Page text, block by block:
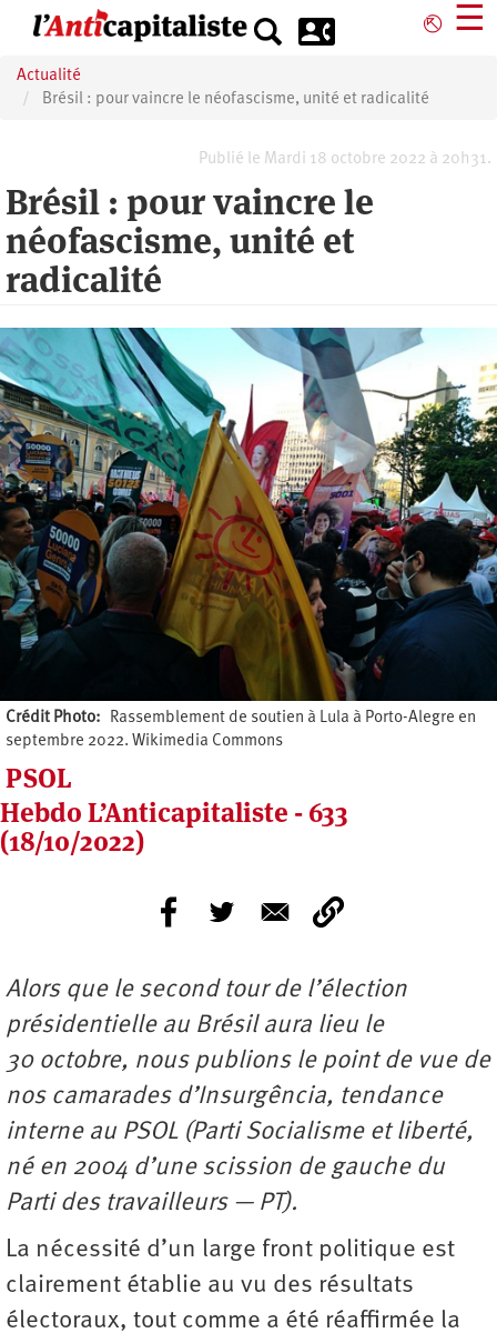
principal
⎋ ☰
Actualité
Brésil : pour vaincre le néofascisme, unité et radicalité
Publié le Mardi 18 octobre 2022 à 20h31.
Brésil : pour vaincre le
néofascisme, unité et
radicalité
Crédit Photo
Rassemblement de soutien à Lula à Porto-Alegre en
septembre 2022. Wikimedia Commons
PSOL
Hebdo L’Anticapitaliste - 633
(18/10/2022)
Alors que le second tour de l’élection
présidentielle au Brésil aura lieu le
30 octobre, nous publions le point de vue de
nos camarades d’Insurgência, tendance
interne au PSOL (Parti Socialisme et liberté,
né en 2004 d’une scission de gauche du
Parti des travailleurs — PT).
La nécessité d’un large front politique est
clairement établie au vu des résultats
électoraux, tout comme a été réaffirmée la